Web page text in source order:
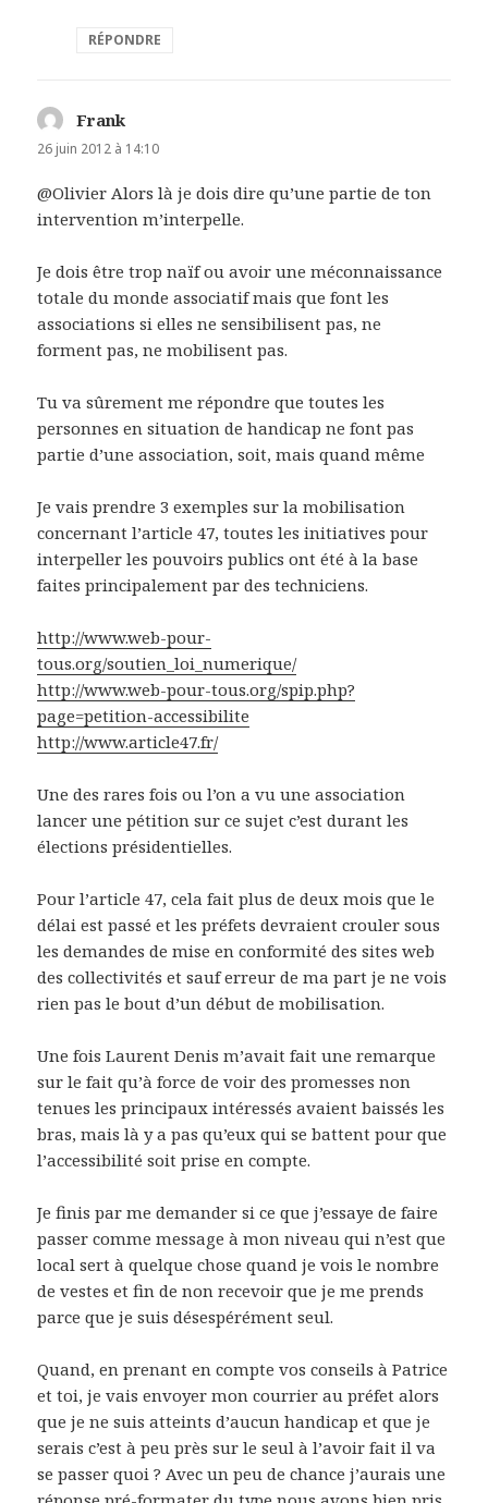
RÉPONDRE
Frank
26 juin 2012 à 14:10
@Olivier Alors là je dois dire qu’une partie de ton
intervention m’interpelle.
Je dois être trop naïf ou avoir une méconnaissance
totale du monde associatif mais que font les
associations si elles ne sensibilisent pas, ne
forment pas, ne mobilisent pas.
Tu va sûrement me répondre que toutes les
personnes en situation de handicap ne font pas
partie d’une association, soit, mais quand même
Je vais prendre 3 exemples sur la mobilisation
concernant l’article 47, toutes les initiatives pour
interpeller les pouvoirs publics ont été à la base
faites principalement par des techniciens.
http://www.web-pour-
tous.org/soutien_loi_numerique/
http://www.web-pour-tous.org/spip.php?
page=petition-accessibilite
http://www.article47.fr/
Une des rares fois ou l’on a vu une association
lancer une pétition sur ce sujet c’est durant les
élections présidentielles.
Pour l’article 47, cela fait plus de deux mois que le
délai est passé et les préfets devraient crouler sous
les demandes de mise en conformité des sites web
des collectivités et sauf erreur de ma part je ne vois
rien pas le bout d’un début de mobilisation.
Une fois Laurent Denis m’avait fait une remarque
sur le fait qu’à force de voir des promesses non
tenues les principaux intéressés avaient baissés les
bras, mais là y a pas qu’eux qui se battent pour que
l’accessibilité soit prise en compte.
Je finis par me demander si ce que j’essaye de faire
passer comme message à mon niveau qui n’est que
local sert à quelque chose quand je vois le nombre
de vestes et fin de non recevoir que je me prends
parce que je suis désespérément seul.
Quand, en prenant en compte vos conseils à Patrice
et toi, je vais envoyer mon courrier au préfet alors
que je ne suis atteints d’aucun handicap et que je
serais c’est à peu près sur le seul à l’avoir fait il va
se passer quoi ? Avec un peu de chance j’aurais une